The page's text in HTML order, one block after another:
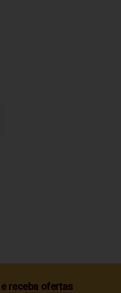
receba ofertas